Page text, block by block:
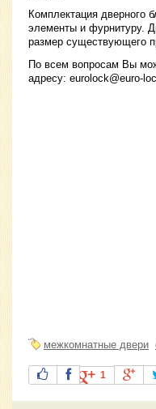
Комплектация дверного
элементы и фурнитуру.
размер существующего
По всем вопросам Вы
адресу: eurolock@euro-
межкомнатные двери
1